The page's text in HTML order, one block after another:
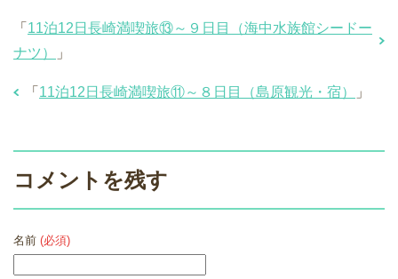
「 11泊12日長崎満喫旅⑬～９日目（海中水族館シードー
ナツ）
」
「 11泊12日長崎満喫旅⑪～８日目（島原観光・宿） 」
コメントを残す
名前 (必須)